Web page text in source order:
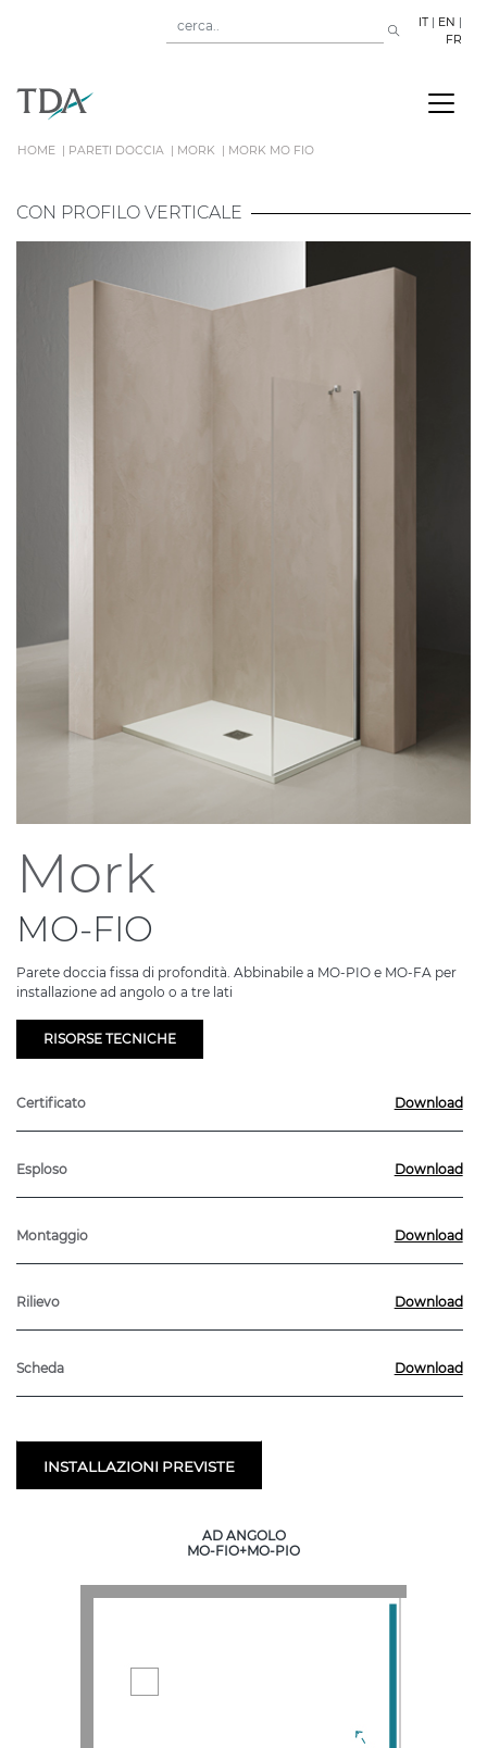
IT| EN |
FR
HOME PARETI DOCCIA MORK MORK MO FIO
CON PROFILO VERTICALE
Mork
MO-FIO
Parete doccia fissa di profondità. Abbinabile a MO-PIO e MO-FA per
installazione ad angolo o a tre lati
RISORSE TECNICHE
Certificato Download
Esploso Download
Montaggio Download
Rilievo Download
Scheda Download
INSTALLAZIONI PREVISTE
AD ANGOLO
MO-FIO+MO-PIO